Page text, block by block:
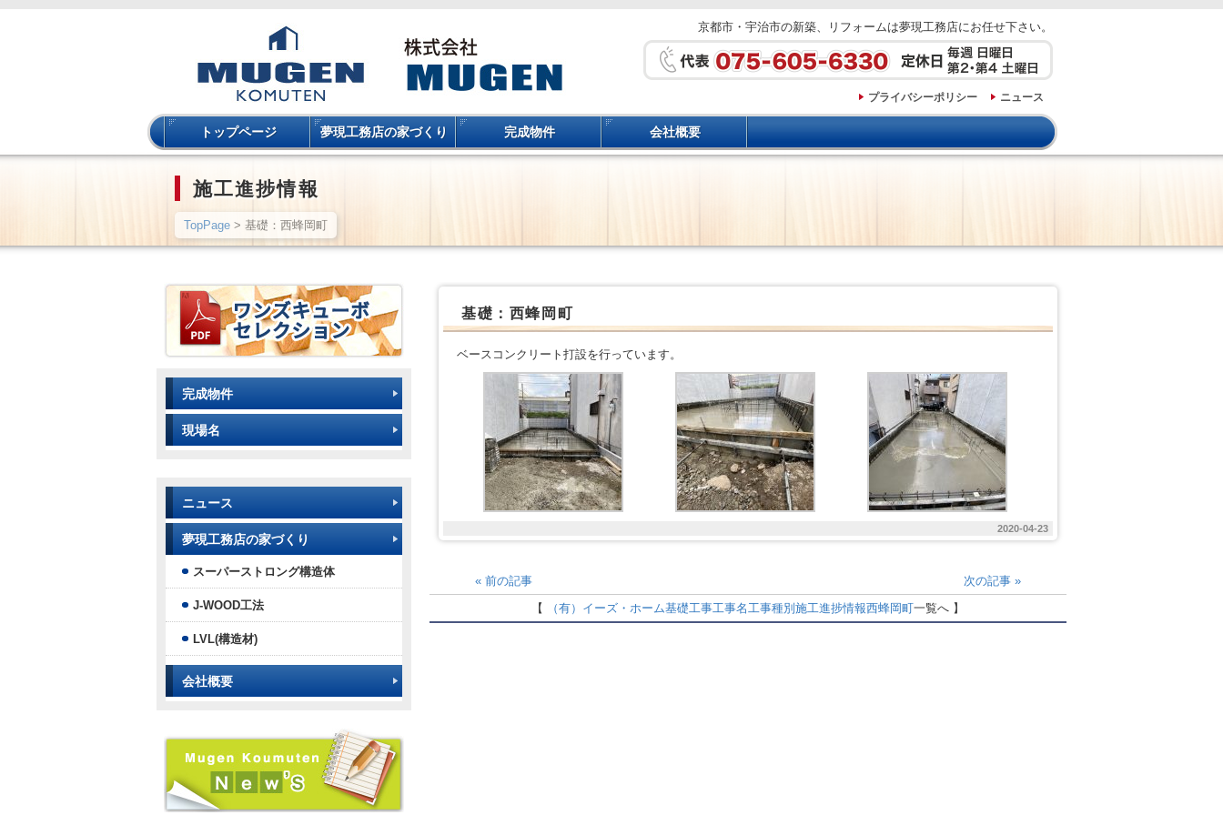
京都市・宇治市の新築、リフォームは夢現工務店にお任せ下さい。
プライバシーポリシー ニュース
トップページ 夢現工務店の家づくり 完成物件 会社概要
施工進捗情報
TopPage > 基礎：西蜂岡町
基礎：西蜂岡町
ベースコンクリート打設を行っています。
2020-04-23
« 前の記事 次の記事 »
【
（有）イーズ・ホーム基礎工事工事名工事種別 施工進捗情報西蜂岡町一覧へ 】
完成物件
現場名
ニュース
夢現工務店の家づくり
スーパーストロング構造体
J-WOOD工法
LVL(構造材)
会社概要